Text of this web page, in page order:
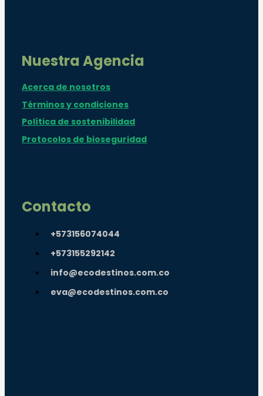
Nuestra Agencia
Acerca de nosotros
Términos y condiciones
Política de sostenibilidad
Protocolos de bioseguridad
Contacto
+573156074044
+573155292142
info@ecodestinos.com.co
eva@ecodestinos.com.co